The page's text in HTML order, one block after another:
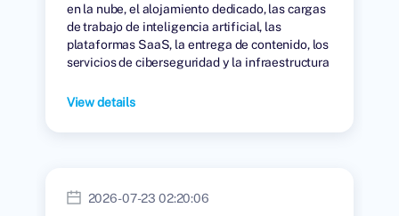
en la nube, el alojamiento dedicado, las cargas
de trabajo de inteligencia artificial, las
plataformas SaaS, la entrega de contenido, los
servicios de ciberseguridad y la infraestructura
View details
2026-07-23 02:20:06